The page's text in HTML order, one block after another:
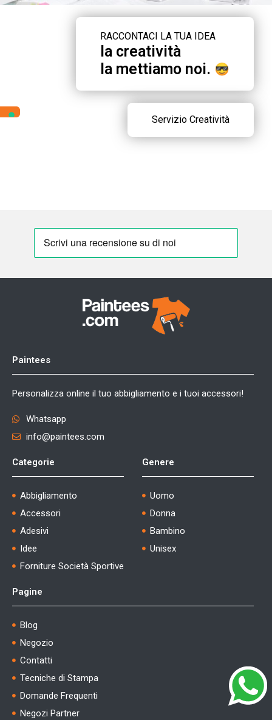
RACCONTACI LA TUA IDEA
la creatività
la mettiamo noi.
Servizio Creatività
Paintees
Personalizza online il tuo abbigliamento e i tuoi accessori!
Whatsapp
info@paintees.com
Categorie
Abbigliamento
Accessori
Adesivi
Idee
Forniture Società Sportive
Genere
Uomo
Donna
Bambino
Unisex
Pagine
Blog
Negozio
Contatti
Tecniche di Stampa
Domande Frequenti
Negozi Partner